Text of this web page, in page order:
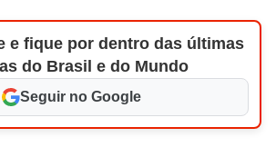
e fique por dentro das últimas
do Brasil e do Mundo
Seguir no Google